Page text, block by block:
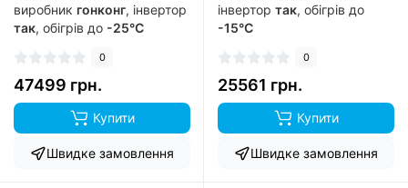
виробник гонконг, інвертор
так, обігрів до -25°C
0
47499 грн.
Купити
Швидке замовлення
інвертор так, обігрів до
-15°C
0
25561 грн.
Купити
Швидке замовлення